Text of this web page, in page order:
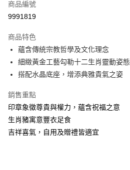
商品編號
9991819
商品特色
蘊含傳統宗教哲學及文化理念
細緻黃金工藝勾勒十二生肖靈動姿態
搭配水晶底座，增添典雅貴氣之姿
銷售重點
印章象徵尊貴與權力，蘊含祝福之意
生肖豬寓意豐衣足食
吉祥喜氣，自用及贈禮皆適宜